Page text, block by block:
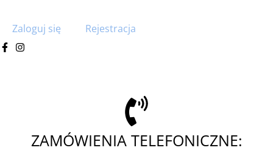
Zaloguj się Rejestracja
ZAMÓWIENIA TELEFONICZNE: